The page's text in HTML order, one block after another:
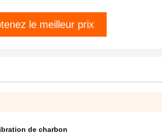
le meilleur prix
de charbon